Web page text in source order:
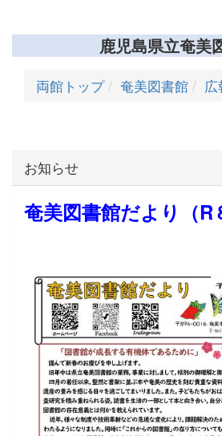
鹿児島県立奄美
両館トップ 奄美図書館
お知らせ
奄美図書館だより（R